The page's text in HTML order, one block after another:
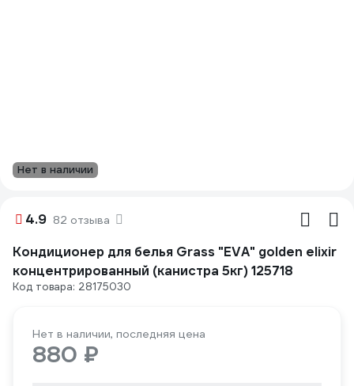
Нет в наличии
4.9 82 отзыва
Кондиционер для белья Grass "EVA" golden elixir
концентрированный (канистра 5кг) 125718
Код товара: 28175030
Нет в наличии, последняя цена
880 ₽